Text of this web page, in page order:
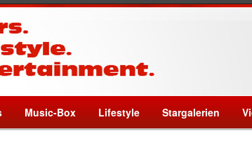
Music-Box Lifestyle Stargalerien